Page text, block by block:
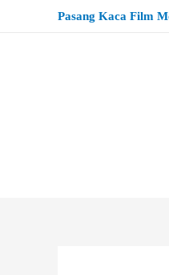
Pasang Kaca Film